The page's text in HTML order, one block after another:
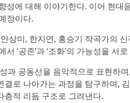
성에 대해 이야기한다. 이어 현
정이다.
상미, 한지연, 홍승기 작곡가의
‘공존’과 ‘조화’의 가능성을 서
과 공동선을 음악적으로 표현하
로 나아가는 과정을 탐구하며,
층적 리듬 구조로 그려낸다.